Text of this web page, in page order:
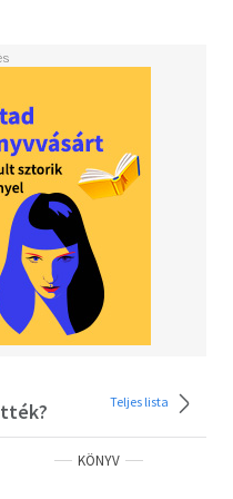
Teljes lista
KÖNYV